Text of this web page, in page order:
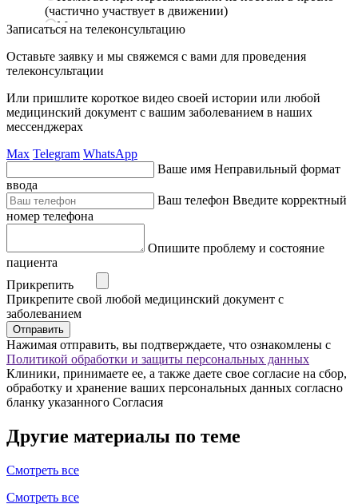
Записаться на телеконсультацию
Оставьте заявку и мы свяжемся с вами для проведения
телеконсультации
Или пришлите короткое видео своей истории или любой
медицинский документ с вашим заболеванием в наших
мессенджерах
Max Telegram WhatsApp
Ваше имя Неправильный формат
ввода
Ваш телефон Введите корректный
номер телефона
Опишите проблему и состояние
пациента
Прикрепить
Прикрепите свой любой медицинский документ с
заболеванием
Отправить
Нажимая отправить, вы подтверждаете, что ознакомлены с
Политикой обработки и защиты персональных данных
Клиники, принимаете ее, а также даете свое согласие на сбор,
обработку и хранение ваших персональных данных согласно
бланку указанного Согласия
Другие материалы по теме
Смотреть все
Смотреть все